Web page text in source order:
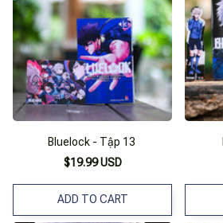
Bluelock - Tập 13
$19.99 USD
ADD TO CART